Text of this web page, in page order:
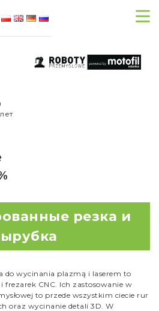
резка и
do wycinania plazmą i laserem to
CNC. Ich zastosowanie w
to przede wszystkim ciecie rur
oraz wycinanie detali 3D. W